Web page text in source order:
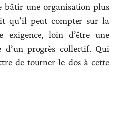
bâtir une organisation plus
qu’il peut compter sur la
exigence, loin d’être une
progrès collectif. Qui
de tourner le dos à cette